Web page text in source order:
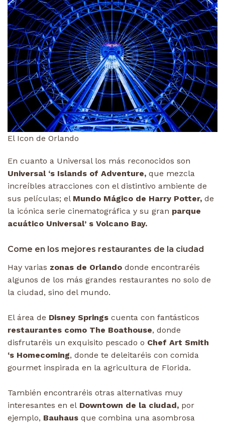
El Icon de Orlando
En cuanto a Universal los más reconocidos son
Universal ‘s Islands of Adventure, que mezcla
increíbles atracciones con el distintivo ambiente de
sus películas; el Mundo Mágico de Harry Potter, de
la icónica serie cinematográfica y su gran parque
acuático Universal’ s Volcano Bay.
Come en los mejores restaurantes de la ciudad
Hay varias zonas de Orlando donde encontraréis
algunos de los más grandes restaurantes no solo de
la ciudad, sino del mundo.
El área de Disney Springs cuenta con fantásticos
restaurantes como The Boathouse, donde
disfrutaréis un exquisito pescado o Chef Art Smith
‘s Homecoming, donde te deleitaréis con comida
gourmet inspirada en la agricultura de Florida.
También encontraréis otras alternativas muy
interesantes en el Downtown de la ciudad, por
ejemplo, Bauhaus que combina una asombrosa